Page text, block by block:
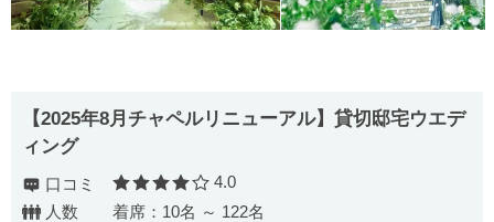
【2025年8月チャペルリニューアル】貸切邸宅ウエデ
ィング
口コミ 口コミ評価
4.0
人数
着席：10名 ～ 122名